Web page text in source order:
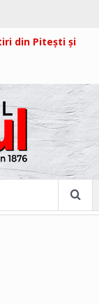
din Pitești și